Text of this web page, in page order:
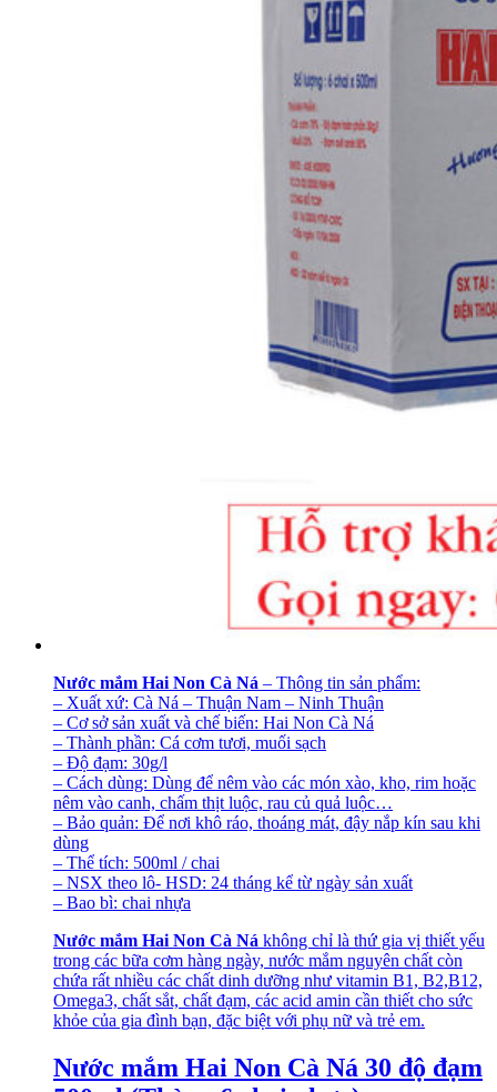
Nước mắm Hai Non Cà Ná – Thông tin sản phẩm:
– Xuất xứ: Cà Ná – Thuận Nam – Ninh Thuận
– Cơ sở sản xuất và chế biến: Hai Non Cà Ná
– Thành phần: Cá cơm tươi, muối sạch
– Độ đạm: 30g/l
– Cách dùng: Dùng để nêm vào các món xào, kho, rim hoặc
nêm vào canh, chấm thịt luộc, rau củ quả luộc…
– Bảo quản: Để nơi khô ráo, thoáng mát, đậy nắp kín sau khi
dùng
– Thể tích: 500ml / chai
– NSX theo lô- HSD: 24 tháng kể từ ngày sản xuất
– Bao bì: chai nhựa
Nước mắm Hai Non Cà Ná không chỉ là thứ gia vị thiết yếu
trong các bữa cơm hàng ngày, nước mắm nguyên chất còn
chứa rất nhiều các chất dinh dưỡng như vitamin B1, B2,B12,
Omega3, chất sắt, chất đạm, các acid amin cần thiết cho sức
khỏe của gia đình bạn, đặc biệt với phụ nữ và trẻ em.
Nước mắm Hai Non Cà Ná 30 độ đạm